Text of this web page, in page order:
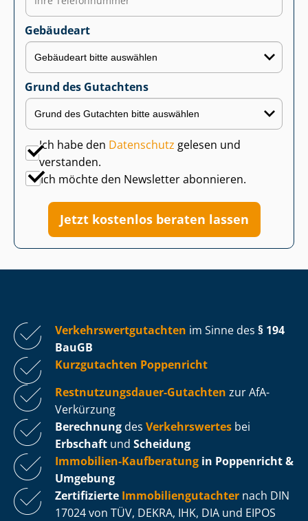
Gebäudeart
Grund des Gutachtens
Ich habe den Datenschutz gelesen und
verstanden.
Ich möchte den Newsletter abonnieren.
Jetzt kostenlos beraten lassen
Ver­kehrs­wert­gut­ach­ten im Sinne des § 194
BauGB
Kurzgutachten Poppenricht
Rest­nut­zungs­dau­er-Gutachten zur AfA-
Verkürzung
Berechnung des Verkehrswertes bei
Erbschaft und Scheidung
Immobilien-Kaufberatung in Poppenricht &
Umgebung
Zertifizierte Im­mo­bi­li­en­gut­ach­ter nach DIN
17024 von TÜV, DEKRA, IHK, DIA und EIPOS